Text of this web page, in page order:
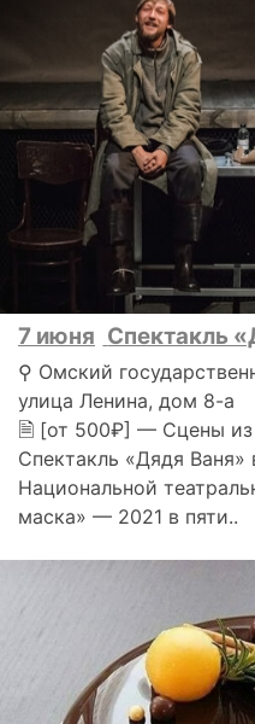
7 июня Спектакль
⚲ Омский
улица Ленина, дом 8-а
🗎 [от 500₽] — Сцены из
Спектакль «Дядя
Национальной
маска» — 2021 в пяти..